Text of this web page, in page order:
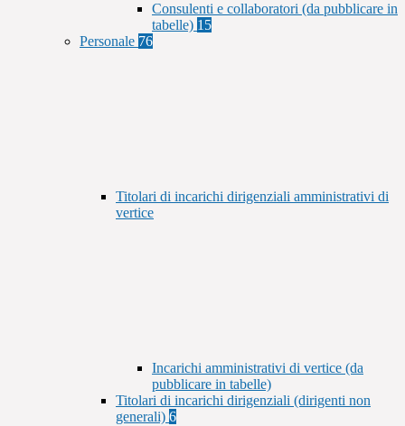
Consulenti e collaboratori (da pubblicare in
tabelle) 15
Personale 76
Titolari di incarichi dirigenziali amministrativi di
vertice
Incarichi amministrativi di vertice (da
pubblicare in tabelle)
Titolari di incarichi dirigenziali (dirigenti non
generali) 6